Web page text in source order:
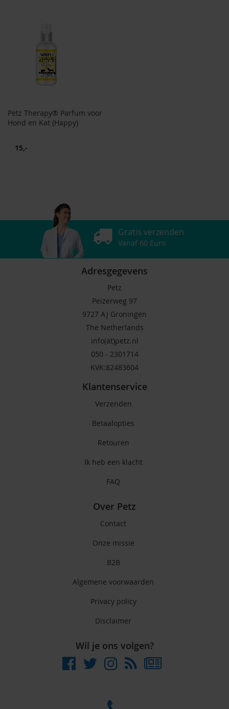
Petz Therapy® Parfum voor
Hond en Kat (Happy)
15,-
Gratis verzenden
Vanaf 60 Euro
Adresgegevens
Petz
Peizerweg 97
9727 AJ Groningen
The Netherlands
info(at)petz.nl
050 - 2301714
KVK:82483604
Klantenservice
Verzenden
Betaalopties
Retouren
Ik heb een klacht
FAQ
Over Petz
Contact
Onze missie
B2B
Algemene voorwaarden
Privacy policy
Disclaimer
Wil je ons volgen?